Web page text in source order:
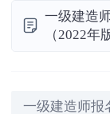
一级建造
（2022年
一级建造师报